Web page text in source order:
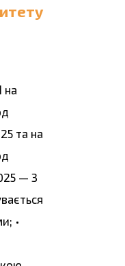
на
та на
— 3
•